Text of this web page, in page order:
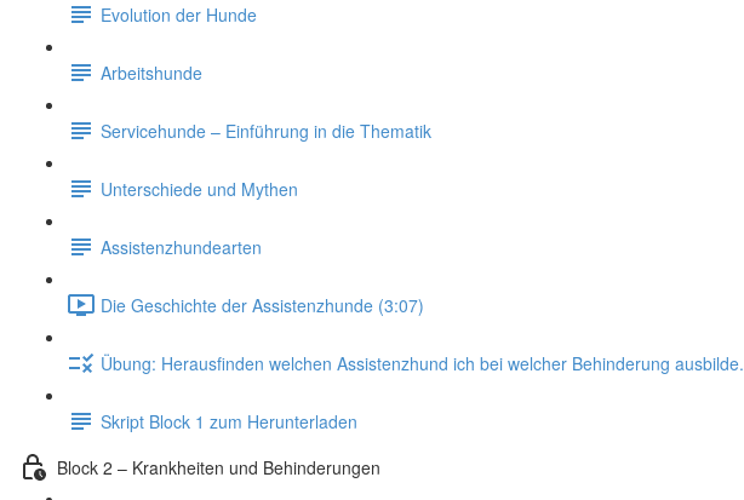
Evolution der Hunde
Arbeitshunde
Servicehunde – Einführung in die Thematik
Unterschiede und Mythen
Assistenzhundearten
Die Geschichte der Assistenzhunde (3:07)
Übung: Herausfinden welchen Assistenzhund ich bei welcher Behinderung ausbilde.
Skript Block 1 zum Herunterladen
Block 2 – Krankheiten und Behinderungen